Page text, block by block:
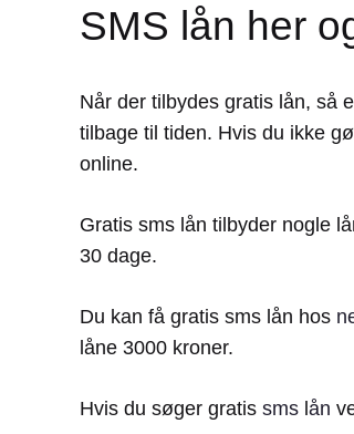
SMS lån her
Når der tilbydes gratis lån, så
tilbage til tiden. Hvis du ikke
online.
Gratis sms lån tilbyder nogle
30 dage.
Du kan få gratis sms lån hos
låne 3000 kroner.
Hvis du søger gratis sms lån